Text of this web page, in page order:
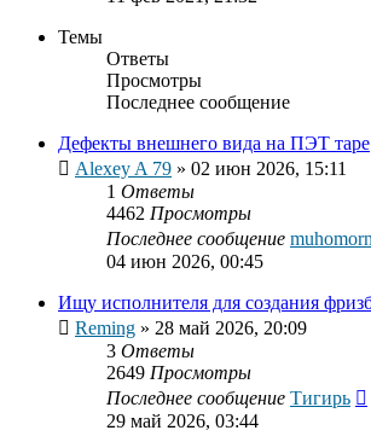
Темы
Ответы
Просмотры
Последнее сообщение
Дефекты внешнего вида на ПЭТ таре
Alexey A 79 » 02 июн 2026, 15:11
1 Ответы
4462 Просмотры
Последнее сообщение
04 июн 2026, 00:45
Ищу исполнителя для создания
Reming » 28 май 2026, 20:09
3 Ответы
2649 Просмотры
Последнее сообщение Тигирь
29 май 2026, 03:44